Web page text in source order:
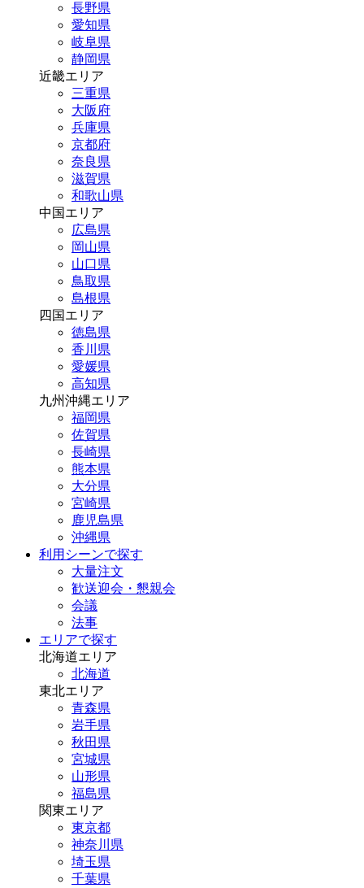
長野県
愛知県
岐阜県
静岡県
近畿エリア
三重県
大阪府
兵庫県
京都府
奈良県
滋賀県
和歌山県
中国エリア
広島県
岡山県
山口県
鳥取県
島根県
四国エリア
徳島県
香川県
愛媛県
高知県
九州沖縄エリア
福岡県
佐賀県
長崎県
熊本県
大分県
宮崎県
鹿児島県
沖縄県
利用シーンで探す
大量注文
歓送迎会・懇親会
会議
法事
エリアで探す
北海道エリア
北海道
東北エリア
青森県
岩手県
秋田県
宮城県
山形県
福島県
関東エリア
東京都
神奈川県
埼玉県
千葉県